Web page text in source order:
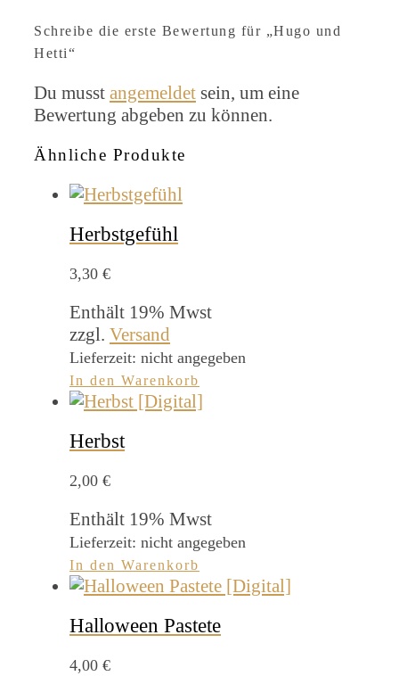
Schreibe die erste Bewertung für „Hugo und
Hetti“
Du musst angemeldet sein, um eine
Bewertung abgeben zu können.
Ähnliche Produkte
Herbstgefühl
3,30 €
Enthält 19% Mwst
zzgl. Versand
Lieferzeit: nicht angegeben
In den Warenkorb
Herbst
2,00 €
Enthält 19% Mwst
Lieferzeit: nicht angegeben
In den Warenkorb
Halloween Pastete
4,00 €